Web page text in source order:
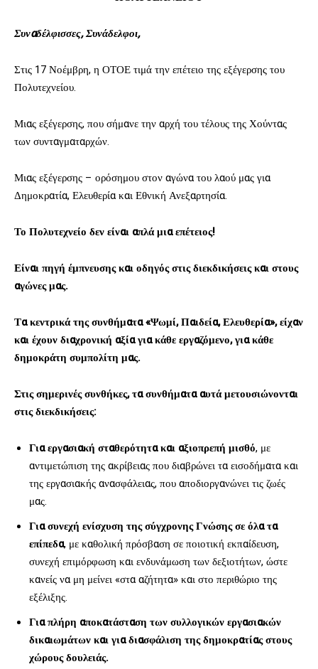
Συναδέλφισσες, Συνάδελφοι,
Στις 17 Νοέμβρη, η ΟΤΟΕ τιμά την επέτειο της εξέγερσης του
Πολυτεχνείου.
Μιας εξέγερσης, που σήμανε την αρχή του τέλους της Χούντας
των συνταγματαρχών.
Μιας εξέγερσης – ορόσημου στον αγώνα του λαού μας για
Δημοκρατία, Ελευθερία και Εθνική Ανεξαρτησία.
Το Πολυτεχνείο δεν είναι απλά μια επέτειος!
Είναι πηγή έμπνευσης και οδηγός στις διεκδικήσεις και στους
αγώνες μας.
Τα κεντρικά της συνθήματα «Ψωμί, Παιδεία, Ελευθερία», είχαν
και έχουν διαχρονική αξία για κάθε εργαζόμενο, για κάθε
δημοκράτη συμπολίτη μας.
Στις σημερινές συνθήκες, τα συνθήματα αυτά μετουσιώνονται
στις διεκδικήσεις:
Για εργασιακή σταθερότητα και αξιοπρεπή μισθό, με
αντιμετώπιση της ακρίβειας που διαβρώνει τα εισοδήματα και
της εργασιακής ανασφάλειας, που αποδιοργανώνει τις ζωές
μας.
Για συνεχή ενίσχυση της σύγχρονης Γνώσης σε όλα τα
επίπεδα, με καθολική πρόσβαση σε ποιοτική εκπαίδευση,
συνεχή επιμόρφωση και ενδυνάμωση των δεξιοτήτων, ώστε
κανείς να μη μείνει «στα αζήτητα» και στο περιθώριο της
εξέλιξης.
Για πλήρη αποκατάσταση των συλλογικών εργασιακών
δικαιωμάτων και για διασφάλιση της δημοκρατίας στους
χώρους δουλειάς.